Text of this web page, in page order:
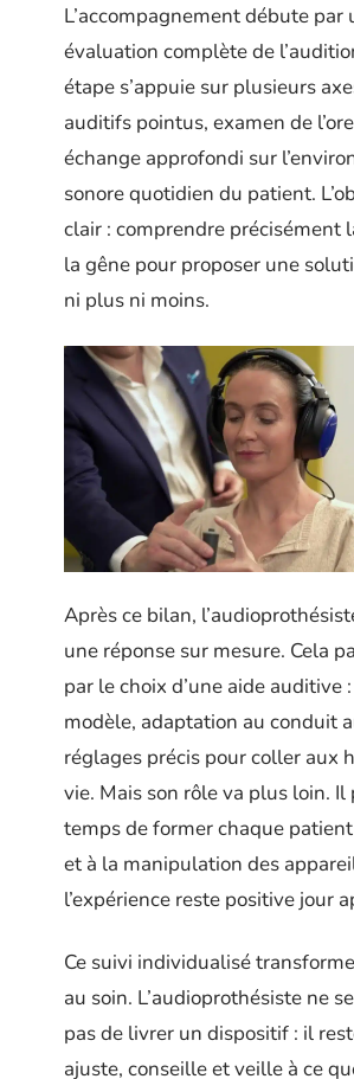
L’accompagnement débute par
évaluation complète de
étape s’appuie sur plusieurs
auditifs pointus, examen de
échange approfondi sur
sonore quotidien du patient.
clair : comprendre précisément
la gêne pour proposer une
ni plus ni moins.
Après ce bilan,
une réponse sur mesure. Cela
par le choix d’une aide auditive
modèle, adaptation au conduit
réglages précis pour coller aux
vie. Mais son rôle va plus loin. Il
temps de former chaque patient
et à la manipulation des
l’expérience reste positive jour
Ce suivi individualisé
au soin. L’audioprothésiste ne
pas de livrer un dispositif : il
ajuste, conseille et veille à ce